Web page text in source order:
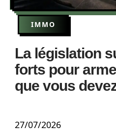
IMMO
La législation
forts pour
que vous
27/07/2026